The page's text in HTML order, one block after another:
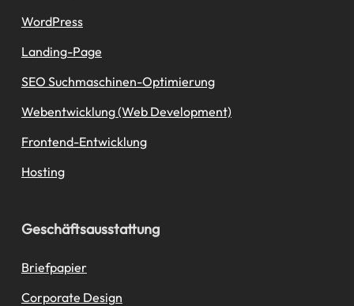
WordPress
Landing-Page
SEO Suchmaschinen-Optimierung
Webentwicklung (Web Development)
Frontend-Entwicklung
Hosting
Geschäftsausstattung
Briefpapier
Corporate Design